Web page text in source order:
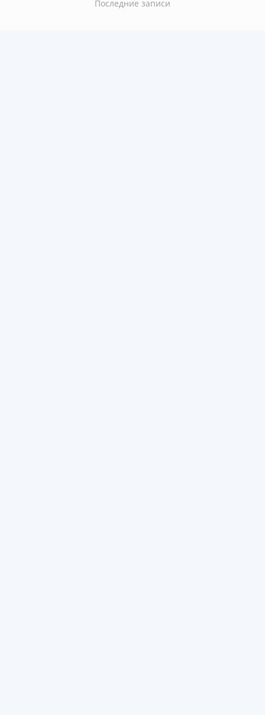
Последние записи